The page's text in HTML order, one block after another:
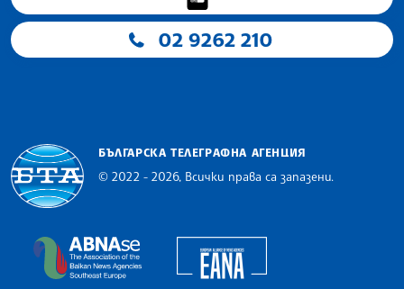
02 9262 210
БЪЛГАРСКА ТЕЛЕГРАФНА АГЕНЦИЯ
© 2022 - 2026, Всички права са запазени.
The Assocoation of the Balkan News Agencies